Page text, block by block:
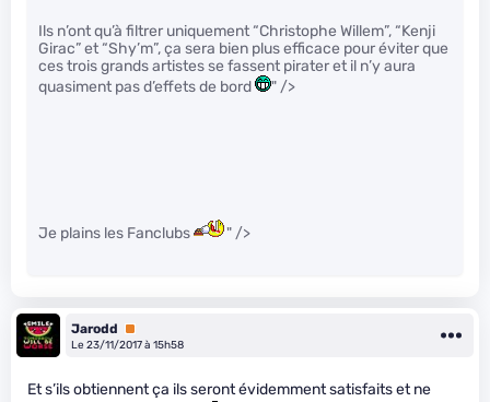
Ils n’ont qu’à filtrer uniquement “Christophe Willem”, “Kenji
Girac” et “Shy’m”, ça sera bien plus efficace pour éviter que
ces trois grands artistes se fassent pirater et il n’y aura
quasiment pas d’effets de bord
" />
Je plains les Fanclubs " />
Jarodd
Premium
Le 23/11/2017 à 15h58
Et s’ils obtiennent ça ils seront évidemment satisfaits et ne